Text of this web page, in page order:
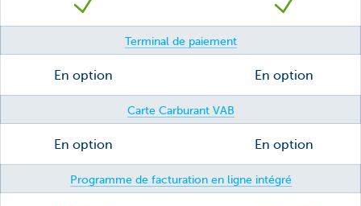
En option En option
En option En option
Terminal de paiement
Carte Carburant VAB
Programme de facturation en ligne intégré